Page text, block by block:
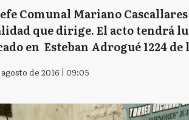
Comunal Mariano
que dirige. El acto tendrá
en Esteban Adrogué 1224
de 2016 | 09:05